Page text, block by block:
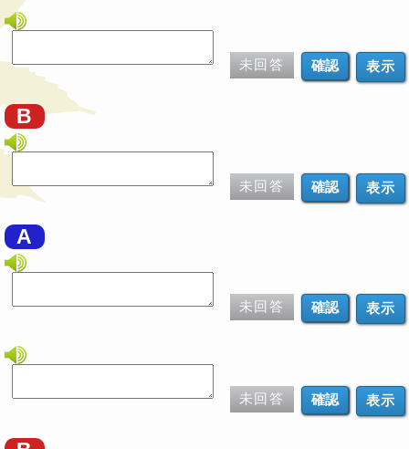
未回答 表示
B
未回答 表示
A
未回答 表示
未回答 表示